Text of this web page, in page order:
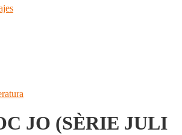
JO (SÈRIE JULI